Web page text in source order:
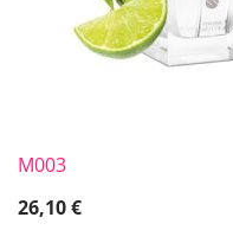
M003
26,10€